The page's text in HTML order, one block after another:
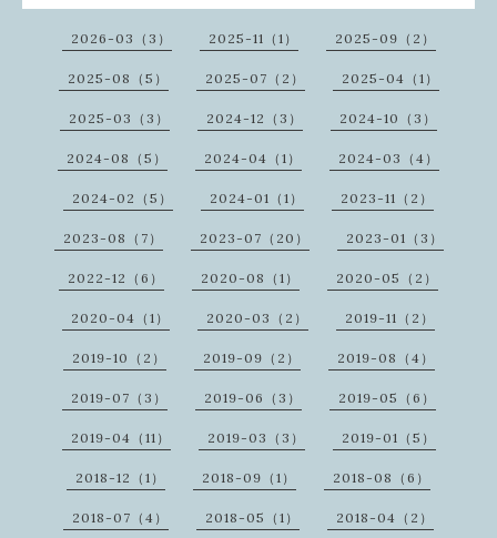
2026-03（3） 2025-11（1） 2025-09（2）
2025-08（5） 2025-07（2） 2025-04（1）
2025-03（3） 2024-12（3） 2024-10（3）
2024-08（5） 2024-04（1） 2024-03（4）
2024-02（5） 2024-01（1） 2023-11（2）
2023-08（7） 2023-07（20） 2023-01（3）
2022-12（6） 2020-08（1） 2020-05（2）
2020-04（1） 2020-03（2） 2019-11（2）
2019-10（2） 2019-09（2） 2019-08（4）
2019-07（3） 2019-06（3） 2019-05（6）
2019-04（11） 2019-03（3） 2019-01（5）
2018-12（1） 2018-09（1） 2018-08（6）
2018-07（4） 2018-05（1） 2018-04（2）